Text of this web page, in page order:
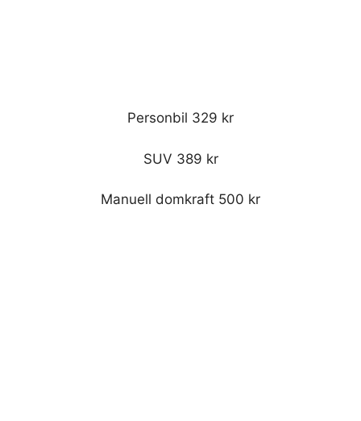
Personbil 329 kr
SUV 389 kr
Manuell domkraft 500 kr